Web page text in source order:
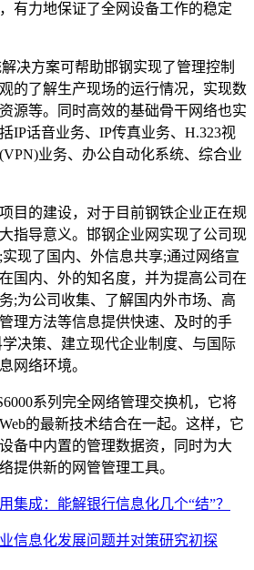
有力地保证了全网设备工作的稳定
决方案可帮助邯钢实现了管理控制
的了解生产现场的运行情况，实现数
源等。同时高效的基础骨干网络也实
IP话音业务、IP传真业务、H.323视
业务、办公自动化系统、综合业
目的建设，对于目前钢铁企业正在规
指导意义。邯钢企业网实现了公司现
现了国内、外信息共享;通过网络宣
国内、外的知名度，并为提高公司在
;为公司收集、了解国内外市场、高
理方法等信息提供快速、及时的手
决策、建立现代企业制度、与国际
网络环境。
系列完全网络管理交换机，它将
的最新技术结合在一起。这样，它
备中内置的管理数据资，同时为大
提供新的网管管理工具。
集成：能解银行信息化几个“结”？
信息化发展问题并对策研究初探